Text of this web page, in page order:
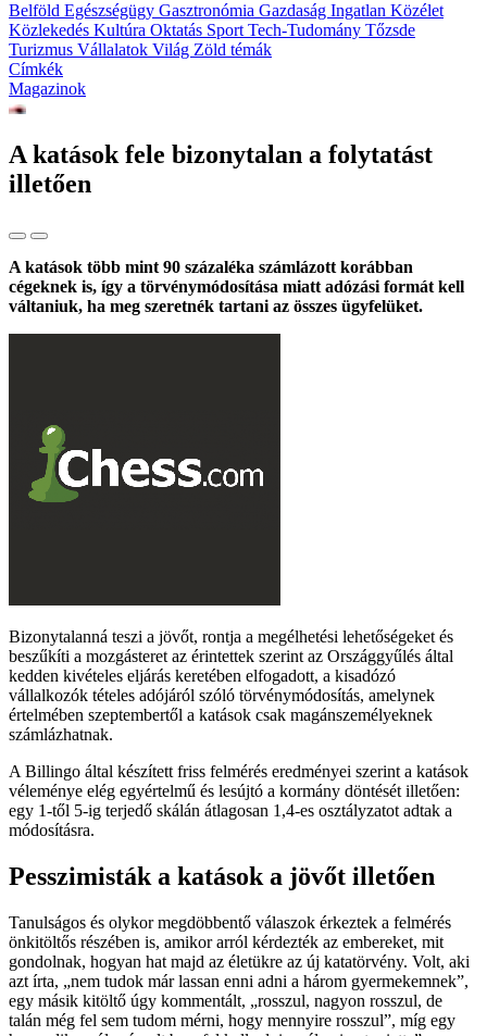
Belföld Egészségügy Gasztronómia Gazdaság Ingatlan Közélet
Közlekedés Kultúra Oktatás Sport Tech-Tudomány Tőzsde
Turizmus Vállalatok Világ Zöld témák
Címkék
Magazinok
A katások fele bizonytalan a folytatást
illetően
A katások több mint 90 százaléka számlázott korábban
cégeknek is, így a törvénymódosítása miatt adózási formát kell
váltaniuk, ha meg szeretnék tartani az összes ügyfelüket.
Bizonytalanná teszi a jövőt, rontja a megélhetési lehetőségeket és
beszűkíti a mozgásteret az érintettek szerint az Országgyűlés által
kedden kivételes eljárás keretében elfogadott, a kisadózó
vállalkozók tételes adójáról szóló törvénymódosítás, amelynek
értelmében szeptembertől a katások csak magánszemélyeknek
számlázhatnak.
A Billingo által készített friss felmérés eredményei szerint a katások
véleménye elég egyértelmű és lesújtó a kormány döntését illetően:
egy 1-től 5-ig terjedő skálán átlagosan 1,4-es osztályzatot adtak a
módosításra.
Pesszimisták a katások a jövőt illetően
Tanulságos és olykor megdöbbentő válaszok érkeztek a felmérés
önkitöltős részében is, amikor arról kérdezték az embereket, mit
gondolnak, hogyan hat majd az életükre az új katatörvény. Volt, aki
azt írta, „nem tudok már lassan enni adni a három gyermekemnek”,
egy másik kitöltő úgy kommentált, „rosszul, nagyon rosszul, de
talán még fel sem tudom mérni, hogy mennyire rosszul”, míg egy